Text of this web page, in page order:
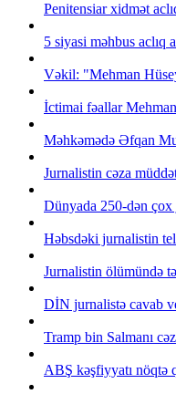
Penitensiar xidmət
5 siyasi məhbus aclıq
Vəkil: "Mehman
İctimai fəallar
Məhkəmədə Əfqan
Jurnalistin cəza
Dünyada 250-dən
Həbsdəki jurnalistin
Jurnalistin ölümündə
DİN jurnalistə cavab
Tramp bin Salmanı
ABŞ kəşfiyyatı nöqtə